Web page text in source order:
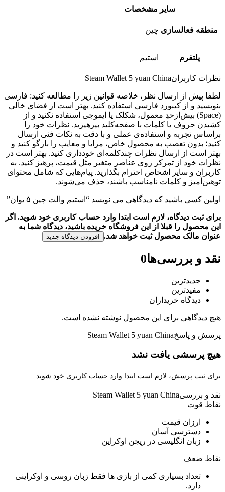
سایر مشخصات
منطقه فعالسازی چین
پلتفرم استیم
نظرات کاربرانSteam Wallet 5 yuan China
لطفا پیش از ارسال نظر، خلاصه قوانین زیر را مطالعه کنید: فارسی
بنویسید و از کیبورد فارسی استفاده کنید. بهتر است از فضای خالی
(Space) بیش‌از‌حدِ معمول، شکلک یا ایموجی استفاده نکنید و از
کشیدن حروف یا کلمات با صفحه‌کلید بپرهیزید. نظرات خود را
براساس تجربه و استفاده‌ی عملی و با دقت به نکات فنی ارسال
کنید؛ بدون تعصب به محصول خاص، مزایا و معایب را بازگو کنید و
بهتر است از ارسال نظرات چندکلمه‌‌ای خودداری کنید. بهتر است در
نظرات خود از تمرکز روی عناصر متغیر مثل قیمت، پرهیز کنید. به
کاربران و سایر اشخاص احترام بگذارید. پیام‌هایی که شامل محتوای
توهین‌آمیز و کلمات نامناسب باشند، حذف می‌شوند.
اولین کسی باشید که دیدگاهی می نویسد “استیم والت چین ۵ یوان”
برای ثبت دیدگاه، لازم است ابتدا وارد حساب کاربری خود شوید. اگر
این محصول را قبلا از این فروشگاه خریده باشید، دیدگاه شما به
عنوان مالک محصول ثبت خواهد شد.
افزودن دیدگاه جدید
نقد و بررسی‌ها0
جدیدترین
مفیدترین
دیدگاه خریداران
هیچ دیدگاهی برای این محصول نوشته نشده است.
پرسش و پاسخSteam Wallet 5 yuan China
هیچ پرسشی یافت نشد
برای ثبت پرسش، لازم است ابتدا وارد حساب کاربری خود شوید
نقد و بررسیSteam Wallet 5 yuan China
نقاط قوت
ارزان قیمت
دسترسی آسان
زبان انگلیسی در ریجن اوکراین
نقاط ضعف
تعداد بسیاری کمی از بازی ها فقط زبان روسی و اوکراینی
دارد.